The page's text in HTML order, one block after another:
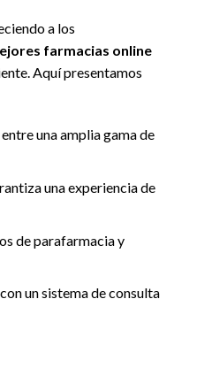
a los
farmacias online
Aquí presentamos
una amplia gama de
una experiencia de
de parafarmacia y
un sistema de consulta